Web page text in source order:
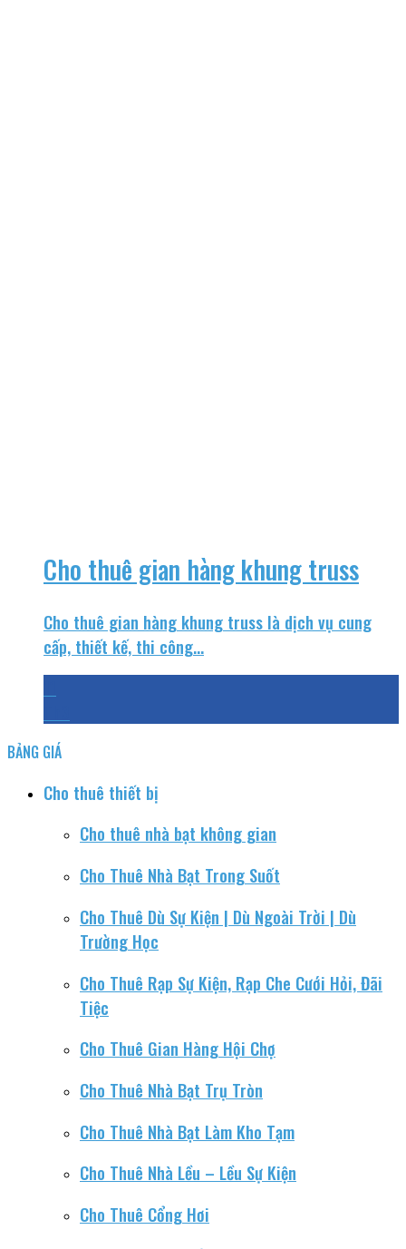
Cho thuê gian hàng khung truss
Cho thuê gian hàng khung truss là dịch vụ cung
cấp, thiết kế, thi công...
BẢNG GIÁ
Cho thuê thiết bị
Cho thuê nhà bạt không gian
Cho Thuê Nhà Bạt Trong Suốt
Cho Thuê Dù Sự Kiện | Dù Ngoài Trời | Dù
Trường Học
Cho Thuê Rạp Sự Kiện, Rạp Che Cưới Hỏi, Đãi
Tiệc
Cho Thuê Gian Hàng Hội Chợ
Cho Thuê Nhà Bạt Trụ Tròn
Cho Thuê Nhà Bạt Làm Kho Tạm
Cho Thuê Nhà Lều – Lều Sự Kiện
Cho Thuê Cổng Hơi